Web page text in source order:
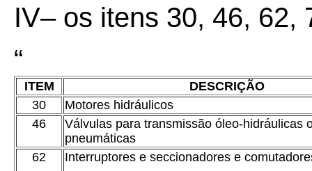
IV– os itens 30, 46, 62,
“
ITEM
DESCRIÇÃO
30
Motores hidráulicos
46
Válvulas para transmissão óleo-hidráulicas
pneumáticas
62
Interruptores e seccionadores e